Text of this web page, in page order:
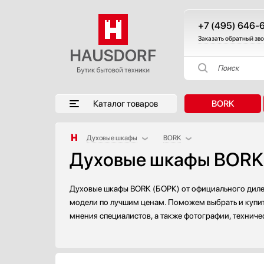
+7 (495) 646-
Заказать обратный
Поиск
Каталог товаров BORK
Духовые шкафы
Аксессуары
Аксессуары и принадлежности
Акустические системы
Аромастанции
Барбекю
BORK
AEG
Barazza
Bertazzoni
Bosch
Духовые шкафы
Духовые шкафы BORK (БОРК) от официального
модели по лучшим ценам. Поможем выбрать и
мнения специалистов, а также фотографии,